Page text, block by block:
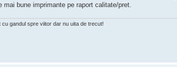
mai bune imprimante pe raport calitate/pret.
gandul spre viitor dar nu uita de trecut!